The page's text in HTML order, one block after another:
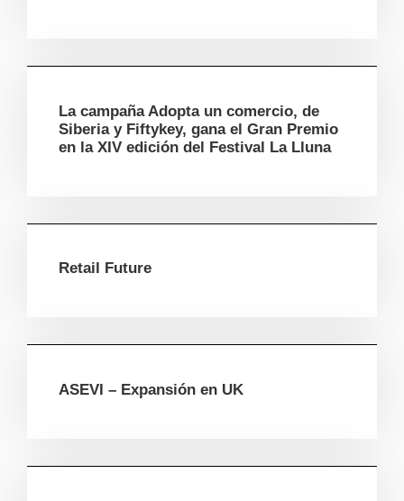
La campaña Adopta un comercio, de
Siberia y Fiftykey, gana el Gran Premio
en la XIV edición del Festival La Lluna
Retail Future
ASEVI – Expansión en UK